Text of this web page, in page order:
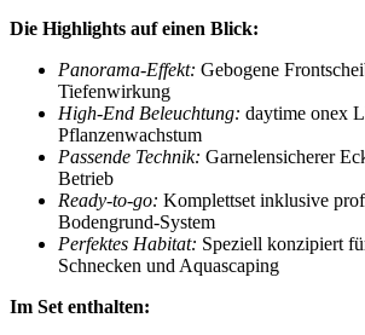
Die Highlights auf einen Blick:
Panorama-Effekt: Gebogene
Tiefenwirkung
High-End Beleuchtung: daytime onex
Pflanzenwachstum
Passende Technik: Garnelensicherer
Betrieb
Ready-to-go: Komplettset inklusive
Bodengrund-System
Perfektes Habitat: Speziell konzipiert
Schnecken und Aquascaping
Im Set enthalten: